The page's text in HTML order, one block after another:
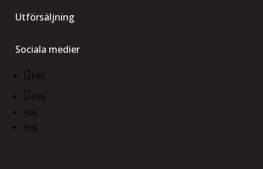
Utförsäljning
Sociala medier
Följ
Följ
Följ
Följ